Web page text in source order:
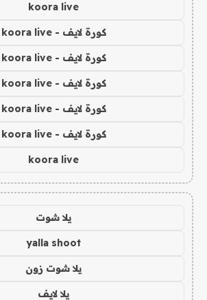
koora live
كورة لايف - koora live
كورة لايف - koora live
كورة لايف - koora live
كورة لايف - koora live
كورة لايف - koora live
koora live
يلا شوت
yalla shoot
يلا شوت زون
يلا لايف